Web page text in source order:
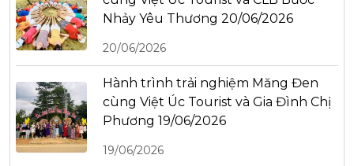
Nhảy Yêu Thương 20/06/2026
20/06/2026
Hành trình trải nghiệm Măng Đen
cùng Việt Úc Tourist và Gia Đình Chị
Phương 19/06/2026
19/06/2026